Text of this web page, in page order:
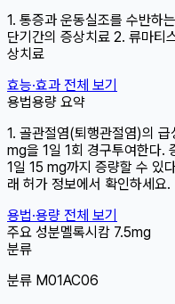
1. 통증과 운동실조를 수반하
단기간의 증상치료 2. 류마티
상치료
효능·효과 전체 보기
용법용량 요약
1. 골관절염(퇴행관절염)의
mg을 1일 1회 경구투여한다.
1일 15 mg까지 증량할 수 있
래 허가 정보에서 확인하세요.
용법·용량 전체 보기
주요 성분멜록시캄 7.5mg
분류
분류 M01AC06